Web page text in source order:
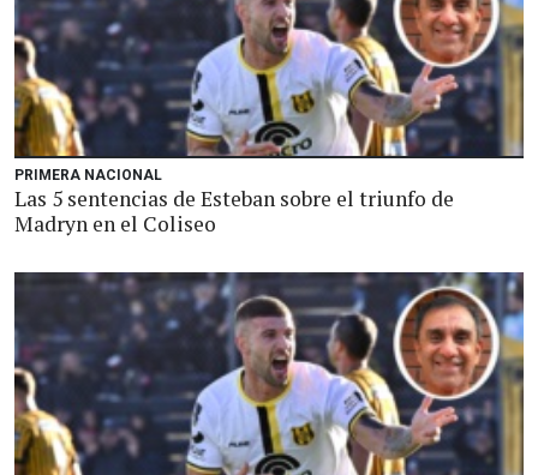
PRIMERA NACIONAL
Las 5 sentencias de Esteban sobre el triunfo de
Madryn en el Coliseo